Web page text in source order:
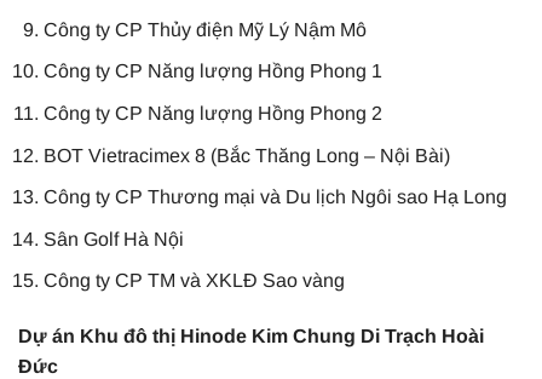
Công ty CP Thủy điện Mỹ Lý Nậm Mô
Công ty CP Năng lượng Hồng Phong 1
Công ty CP Năng lượng Hồng Phong 2
BOT Vietracimex 8 (Bắc Thăng Long – Nội Bài)
Công ty CP Thương mại và Du lịch Ngôi sao Hạ Long
Sân Golf Hà Nội
Công ty CP TM và XKLĐ Sao vàng
Dự án Khu đô thị Hinode Kim Chung Di Trạch Hoài
Đức